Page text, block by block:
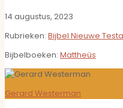
14 augustus, 2023
Rubrieken: Bijbel Nieuwe
Bijbelboeken: Mattheüs
Gerard Westerman